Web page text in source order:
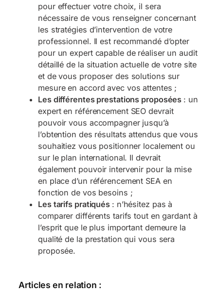
pour effectuer votre choix, il sera
nécessaire de vous renseigner concernant
les stratégies d’intervention de votre
professionnel. Il est recommandé d’opter
pour un expert capable de réaliser un audit
détaillé de la situation actuelle de votre site
et de vous proposer des solutions sur
mesure en accord avec vos attentes ;
Les différentes prestations proposées : un
expert en référencement SEO devrait
pouvoir vous accompagner jusqu’à
l’obtention des résultats attendus que vous
souhaitiez vous positionner localement ou
sur le plan international. Il devrait
également pouvoir intervenir pour la mise
en place d’un référencement SEA en
fonction de vos besoins ;
Les tarifs pratiqués : n’hésitez pas à
comparer différents tarifs tout en gardant à
l’esprit que le plus important demeure la
qualité de la prestation qui vous sera
proposée.
Articles en relation :